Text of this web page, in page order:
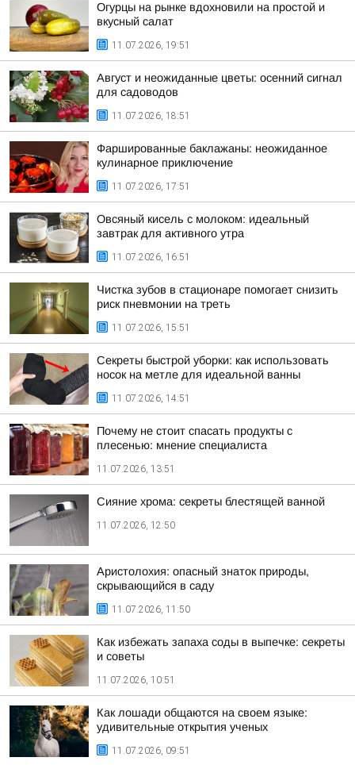
Огурцы на рынке вдохновили на простой и
вкусный салат
11.07.2026, 19:51
Август и неожиданные цветы: осенний сигнал
для садоводов
11.07.2026, 18:51
Фаршированные баклажаны: неожиданное
кулинарное приключение
11.07.2026, 17:51
Овсяный кисель с молоком: идеальный
завтрак для активного утра
11.07.2026, 16:51
Чистка зубов в стационаре помогает снизить
риск пневмонии на треть
11.07.2026, 15:51
Секреты быстрой уборки: как использовать
носок на метле для идеальной ванны
11.07.2026, 14:51
Почему не стоит спасать продукты с
плесенью: мнение специалиста
11.07.2026, 13:51
Сияние хрома: секреты блестящей ванной
11.07.2026, 12:50
Аристолохия: опасный знаток природы,
скрывающийся в саду
11.07.2026, 11:50
Как избежать запаха соды в выпечке: секреты
и советы
11.07.2026, 10:51
Как лошади общаются на своем языке:
удивительные открытия ученых
11.07.2026, 09:51